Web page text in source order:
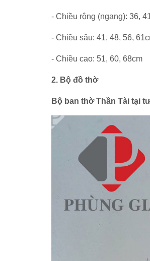
- Chiều rộng (ngang): 36,
- Chiều sâu: 41, 48, 56,
- Chiều cao: 51, 60, 68cm
2. Bộ đồ thờ
Bộ ban thờ Thần Tài tại